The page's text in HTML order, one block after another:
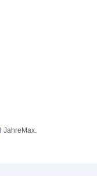
Jahre Max.